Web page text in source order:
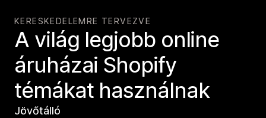
KERESKEDELEMRE TERVEZVE
A világ legjobb online
áruházai Shopify
témákat használnak
Jövőtálló